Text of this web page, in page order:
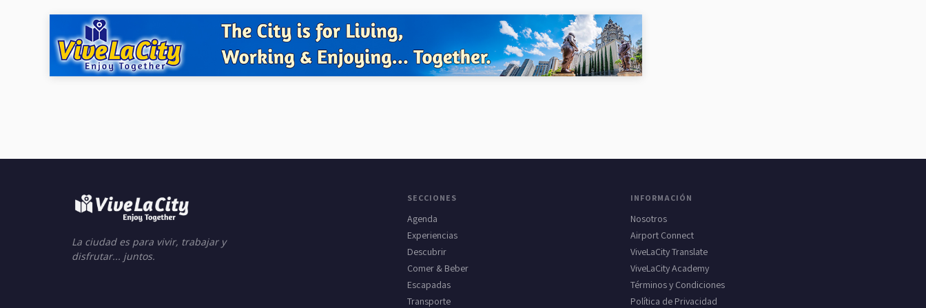
La ciudad es para vivir, trabajar y
disfrutar... juntos.
SECCIONES
Agenda
Experiencias
Descubrir
Comer & Beber
Escapadas
Transporte
INFORMACIÓN
Nosotros
Airport Connect
ViveLaCity Translate
ViveLaCity Academy
Términos y Condiciones
Política de Privacidad